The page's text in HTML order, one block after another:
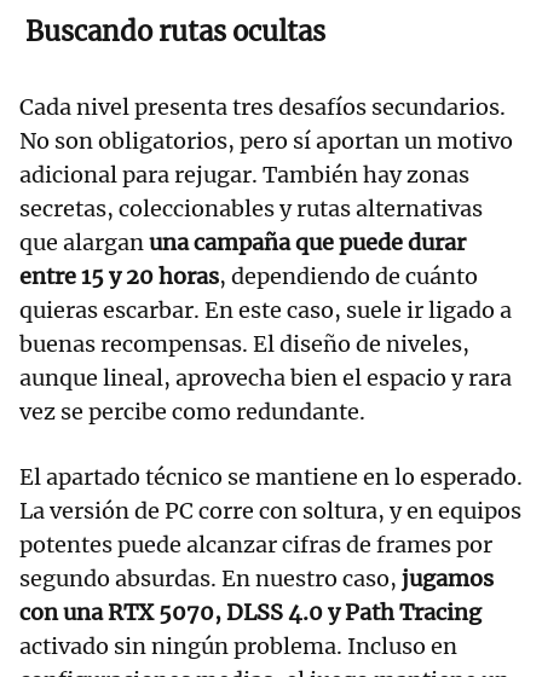
Buscando rutas ocultas
Cada nivel presenta tres desafíos secundarios.
No son obligatorios, pero sí aportan un motivo
adicional para rejugar. También hay zonas
secretas, coleccionables y rutas alternativas
que alargan una campaña que puede durar
entre 15 y 20 horas, dependiendo de cuánto
quieras escarbar. En este caso, suele ir ligado a
buenas recompensas. El diseño de niveles,
aunque lineal, aprovecha bien el espacio y rara
vez se percibe como redundante.
El apartado técnico se mantiene en lo esperado.
La versión de PC corre con soltura, y en equipos
potentes puede alcanzar cifras de frames por
segundo absurdas. En nuestro caso, jugamos
con una RTX 5070, DLSS 4.0 y Path Tracing
activado sin ningún problema. Incluso en